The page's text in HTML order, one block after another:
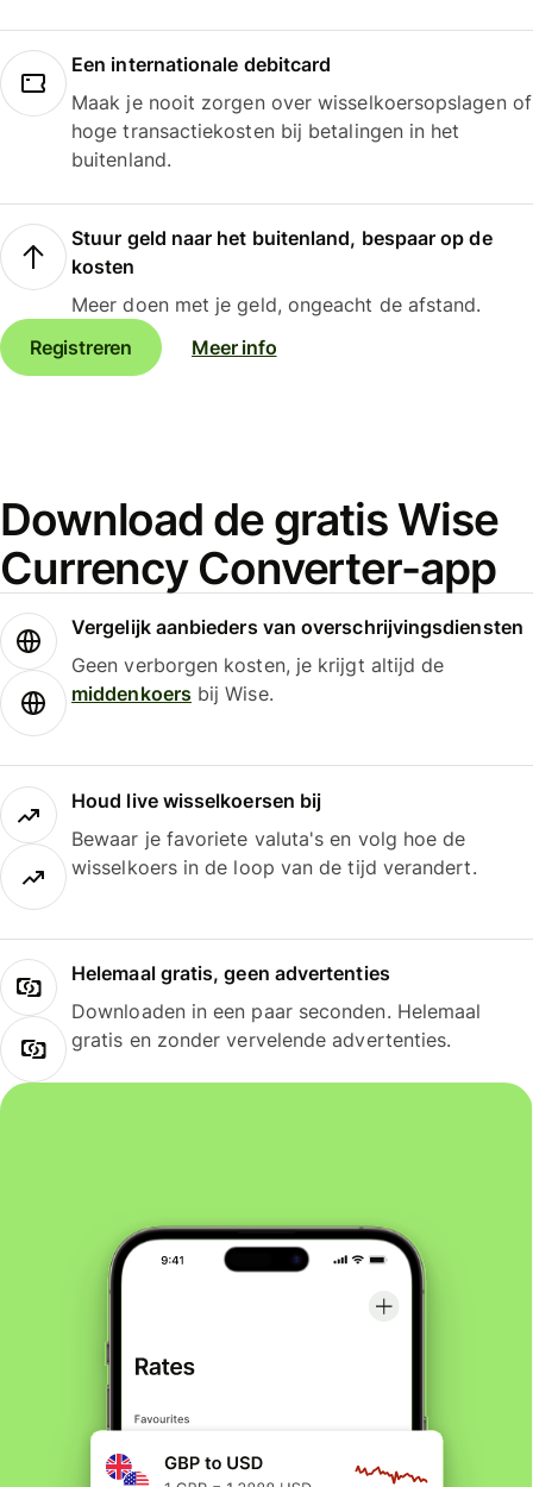
Een internationale debitcard
Maak je nooit zorgen over wisselkoersopslagen of
hoge transactiekosten bij betalingen in het
buitenland.
Stuur geld naar het buitenland, bespaar op de
kosten
Meer doen met je geld, ongeacht de afstand.
Registreren
Meer info
Download de gratis Wise
Currency Converter-app
Vergelijk aanbieders van overschrijvingsdiensten
Geen verborgen kosten, je krijgt altijd de
middenkoersbij Wise.
Houd live wisselkoersen bij
Bewaar je favoriete valuta's en volg hoe de
wisselkoers in de loop van de tijd verandert.
Helemaal gratis, geen advertenties
Downloaden in een paar seconden. Helemaal
gratis en zonder vervelende advertenties.